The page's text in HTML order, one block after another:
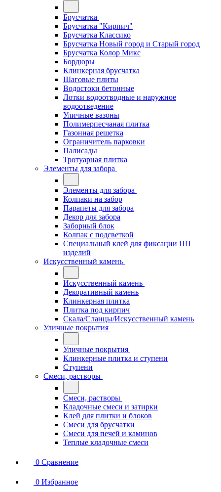
Брусчатка
Брусчатка "Кирпич"
Брусчатка Классико
Брусчатка Новый город и Старый город
Брусчатка Колор Микс
Бордюры
Клинкерная брусчатка
Шаговые плиты
Водостоки бетонные
Лотки водоотводные и наружное
водоотведение
Уличные вазоны
Полимерпесчаная плитка
Газонная решетка
Ограничитель парковки
Палисады
Тротуарная плитка
Элементы для забора
Элементы для забора
Колпаки на забор
Парапеты для забора
Декор для забора
Заборный блок
Колпак с подсветкой
Специальный клей для фиксации ПП
изделий
Искусственный камень
Искусственный камень
Декоративный камень
Клинкерная плитка
Плитка под кирпич
Скала/Сланцы/Искусственный камень
Уличные покрытия
Уличные покрытия
Клинкерные плитка и ступени
Ступени
Смеси, растворы
Смеси, растворы
Кладочные смеси и затирки
Клей для плитки и блоков
Смеси для брусчатки
Смеси для печей и каминов
Теплые кладочные смеси
0 Сравнение
0 Избранное